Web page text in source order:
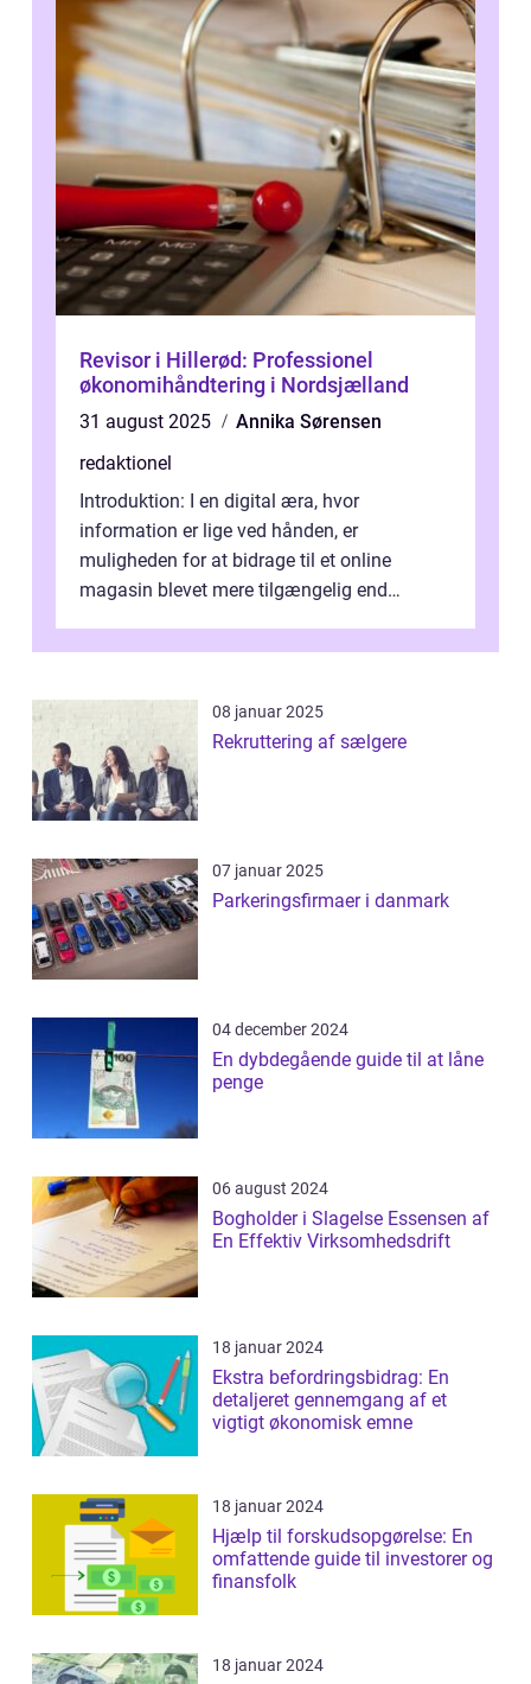
Revisor i Hillerød: Professionel
økonomihåndtering i Nordsjælland
31 august 2025
Annika Sørensen
redaktionel
Introduktion: I en digital æra, hvor
information er lige ved hånden, er
muligheden for at bidrage til et online
magasin blevet mere tilgængelig end
magas...
08 januar 2025
Rekruttering af sælgere
07 januar 2025
Parkeringsfirmaer i danmark
04 december 2024
En dybdegående guide til at låne
penge
06 august 2024
Bogholder i Slagelse Essensen af
En Effektiv Virksomhedsdrift
18 januar 2024
Ekstra befordringsbidrag: En
detaljeret gennemgang af et
vigtigt økonomisk emne
18 januar 2024
Hjælp til forskudsopgørelse: En
omfattende guide til investorer og
finansfolk
18 januar 2024